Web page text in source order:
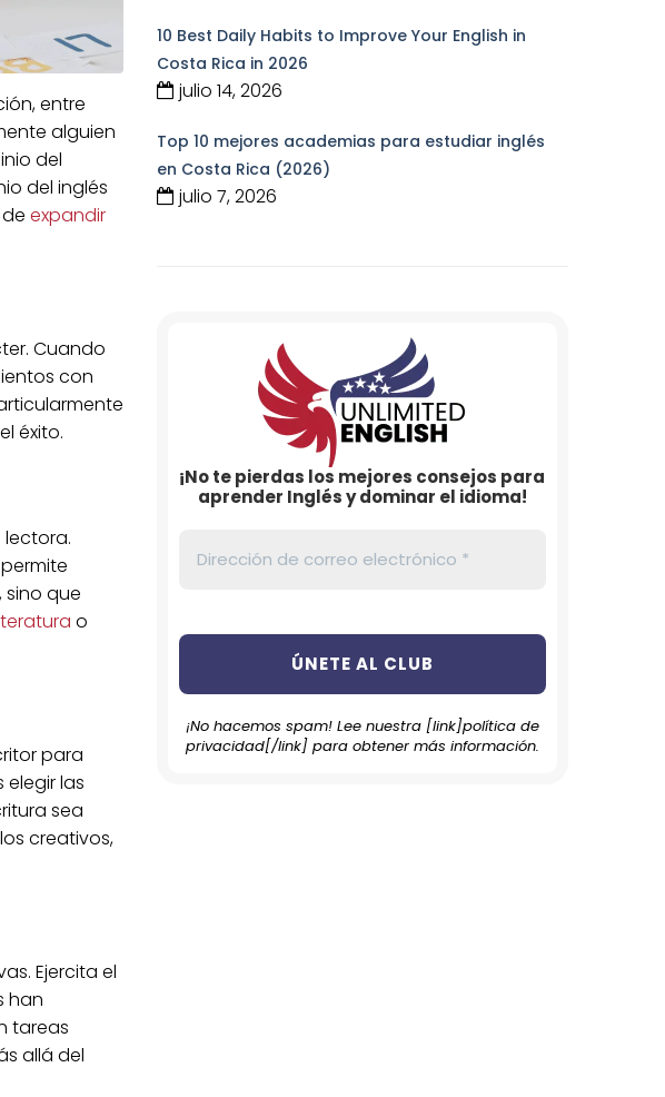
entre
alguien
del
del inglés
expandir
Cuando
con
éxito.
sino que
o
para
las
sea
creativos,
Ejercita el
han
tareas
allá del
10 Best Daily Habits to Improve Your English in
Costa Rica in 2026
julio 14, 2026
Top 10 mejores academias para estudiar inglés
en Costa Rica (2026)
julio 7, 2026
¡No te pierdas los mejores consejos para
aprender Inglés y dominar el idioma!
¡No hacemos spam! Lee nuestra [link]política de
privacidad[/link] para obtener más información.